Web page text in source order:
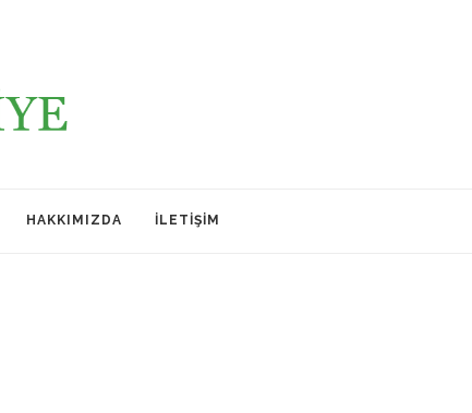
HAKKIMIZDA İLETIŞIM